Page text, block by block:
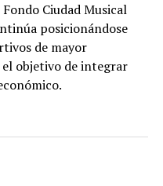
Ciudad Musical
posicionándose
de mayor
objetivo de integrar